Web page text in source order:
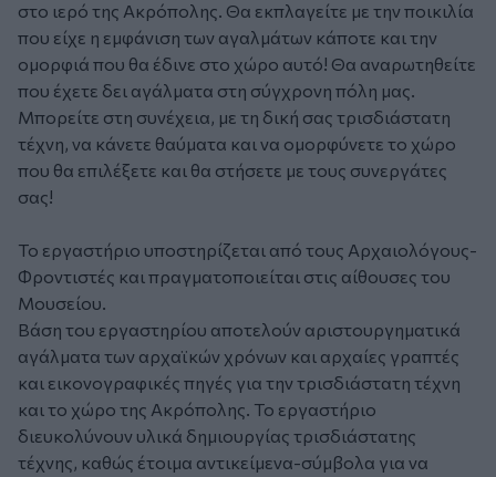
στο ιερό της Ακρόπολης. Θα εκπλαγείτε με την ποικιλία
που είχε η εμφάνιση των αγαλμάτων κάποτε και την
ομορφιά που θα έδινε στο χώρο αυτό! Θα αναρωτηθείτε
που έχετε δει αγάλματα στη σύγχρονη πόλη μας.
Μπορείτε στη συνέχεια, με τη δική σας τρισδιάστατη
τέχνη, να κάνετε θαύματα και να ομορφύνετε το χώρο
που θα επιλέξετε και θα στήσετε με τους συνεργάτες
σας!
Το εργαστήριο υποστηρίζεται από τους Αρχαιολόγους-
Φροντιστές και πραγματοποιείται στις αίθουσες του
Μουσείου.
Βάση του εργαστηρίου αποτελούν αριστουργηματικά
αγάλματα των αρχαϊκών χρόνων και αρχαίες γραπτές
και εικονογραφικές πηγές για την τρισδιάστατη τέχνη
και το χώρο της Ακρόπολης. Το εργαστήριο
διευκολύνουν υλικά δημιουργίας τρισδιάστατης
τέχνης, καθώς έτοιμα αντικείμενα-σύμβολα για να